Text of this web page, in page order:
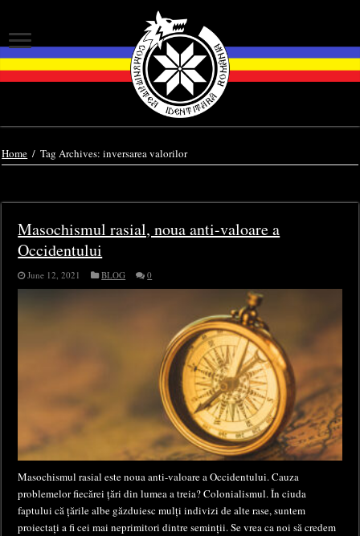
Home / Tag Archives: inversarea valorilor
Masochismul rasial, noua anti-valoare a
Occidentului
June 12, 2021 BLOG 0
Masochismul rasial este noua anti-valoare a Occidentului. Cauza
problemelor fiecărei țări din lumea a treia? Colonialismul. În ciuda
faptului că țările albe găzduiesc mulți indivizi de alte rase, suntem
proiectați a fi cei mai neprimitori dintre seminții. Se vrea ca noi să credem